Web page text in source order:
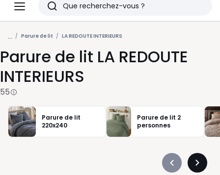
Menu
Redoute
Rechercher
Derniers
articles
vus
... Parure de lit LA REDOUTE INTERIEURS
Parure de lit LA REDOUTE
INTERIEURS
55
Parure de lit
220x240
Parure de lit 2
personnes
Précédent